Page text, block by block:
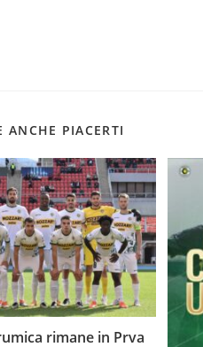
ANCHE PIACERTI
rimane in Prva